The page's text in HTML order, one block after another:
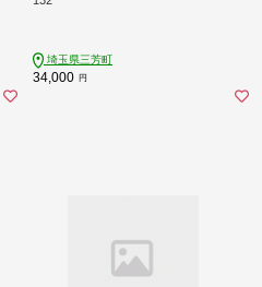
埼玉県三芳町
34,000 円